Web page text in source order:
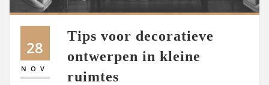
28
NOV
Tips voor decoratieve
ontwerpen in kleine
ruimtes